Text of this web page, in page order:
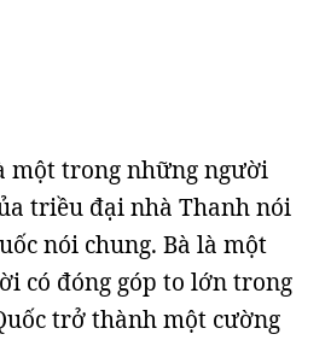
một trong những người
triều đại nhà Thanh nói
nói chung. Bà là một
có đóng góp to lớn trong
trở thành một cường